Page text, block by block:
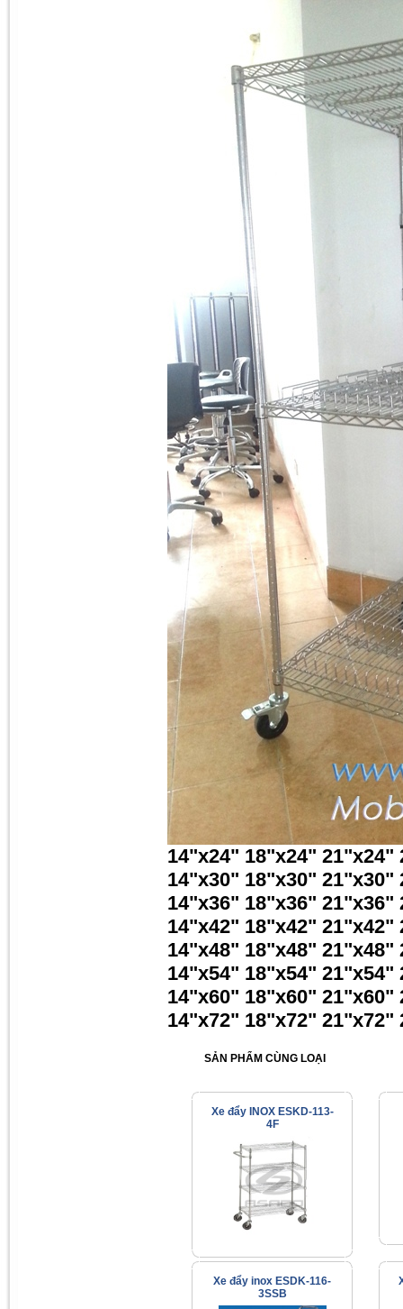
14"x24" 18"x24" 21"x24"
14"x30" 18"x30" 21"x30"
14"x36" 18"x36"
14"x42" 18"x42" 21"x42"
14"x48" 18"x48"
14"x54" 18"x54" 21"x54"
14"x60" 18"x60"
14"x72" 18"x72"
SẢN PHẨM CÙNG LOẠI
Xe đẩy INOX ESKD-113-
4F
Xe đẩy inox ESDK-116-
3SSB